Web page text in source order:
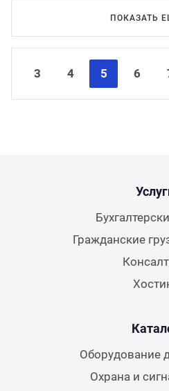
ПОКАЗАТЬ
3 4 5 6
Гражданские
Оборудование
Охрана и